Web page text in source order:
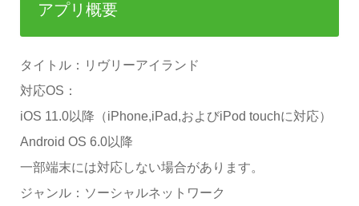
アプリ概要
タイトル：リヴリーアイランド
対応OS：
iOS 11.0以降（iPhone,iPad,およびiPod touchに対応）
Android OS 6.0以降
一部端末には対応しない場合があります。
ジャンル：ソーシャルネットワーク